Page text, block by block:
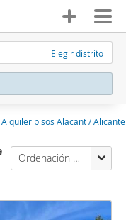
Elegir distrito
Alquiler pisos Alacant / Alicante
Ordenación Enalquiler